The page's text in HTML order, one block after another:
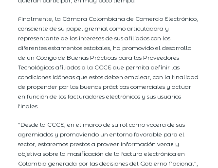
Finalmente, la Cámara Colombiana de Comercio Electrónico,
consciente de su papel gremial como articuladora y
representante de los intereses de sus afiliados con los
diferentes estamentos estatales, ha promovido el desarrollo
de un Código de Buenas Prácticas para los Proveedores
Tecnológicos afiliados a la CCCE que permita definir las
condiciones idóneas que estos deben emplear, con la finalidad
de propender por las buenas prácticas comerciales y actuar
en función de los facturadores electrónicos y sus usuarios
finales.
“Desde la CCCE, en el marco de su rol como vocera de sus
agremiados y promoviendo un entorno favorable para el
sector, estaremos prestos a proveer información veraz y
objetiva sobre la masificación de la factura electrónica en
Colombia generada por las decisiones del Gobierno Nacional“,